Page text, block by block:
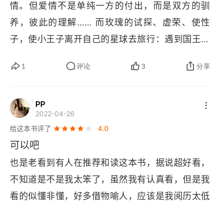
情。但爱情不是单纯一方的付出，而是双方的驯
养，彼此的理解…… 而玫瑰的试探、虚荣、使性
子，使小王子离开自己的星球去旅行：遇到国王，
那，挺令人讨厌的；遇到点灯人，一个在自己岗位
但他的星球太小了，已经容纳不下再多一个人……
心去看才看得清楚。本质的东西眼睛是看不见的。
爱的责任：正是你为你的玫瑰付出的时间，使得你
的玫瑰是如此的重要。你要永远为你驯化的东西负
责。你必须为你的玫瑰花负责……
1 评论 3 分享
PP
2022-04-26
给这本书评了
4.0
可以吧
也是老看到有人在推荐和读这本书，据说超好看，
不知道是不是我太笨了，虽然我有认真看，但是我
看的似懂非懂，好多借物喻人，应该是我阅历太低